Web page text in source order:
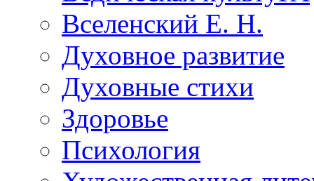
Вселенский Е. Н.
Духовное развитие
Духовные стихи
Здоровье
Психология